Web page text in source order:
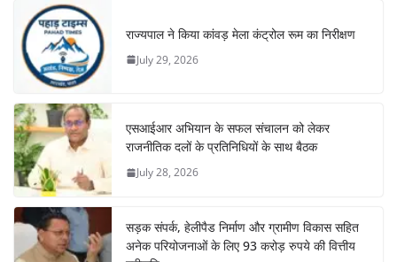
राज्यपाल ने किया कांवड़ मेला कंट्रोल रूम का निरीक्षण
July 29, 2026
एसआईआर अभियान के सफल संचालन को लेकर
राजनीतिक दलों के प्रतिनिधियों के साथ बैठक
July 28, 2026
सड़क संपर्क, हेलीपैड निर्माण और ग्रामीण विकास सहित
अनेक परियोजनाओं के लिए 93 करोड़ रुपये की वित्तीय